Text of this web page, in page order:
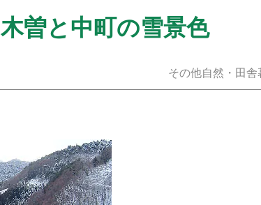
木曽と中町の雪景色
その他自然・田舎